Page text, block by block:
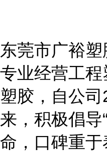
东莞市广裕塑
专业经营工
塑胶，自公
来，积极倡导
命，口碑重于